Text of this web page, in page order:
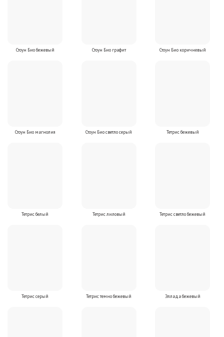
Стоун Био бежевый Стоун Био графит Стоун Био коричневый
Стоун Био магнолия Стоун Био светло серый Тетрис бежевый
Тетрис белый Тетрис лиловый Тетрис светло бежевый
Тетрис серый Тетрис темно бежевый Эллада бежевый